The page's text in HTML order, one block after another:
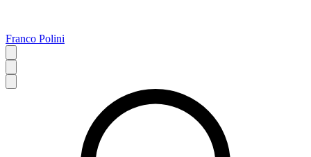
Franco Polini